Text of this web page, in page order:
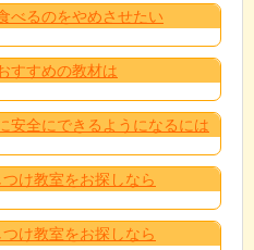
べるのをやめさせたい
すすめの教材は
安全にできるようになるには
け教室をお探しなら
け教室をお探しなら